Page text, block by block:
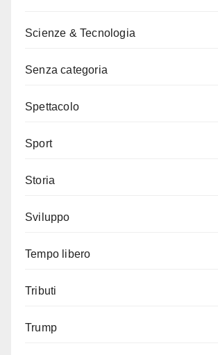
Scienze & Tecnologia
Senza categoria
Spettacolo
Sport
Storia
Sviluppo
Tempo libero
Tributi
Trump